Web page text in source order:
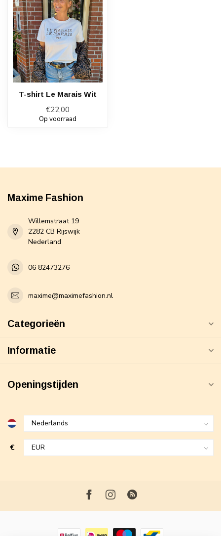
T-shirt Le Marais Wit
€22,00
Op voorraad
Maxime Fashion
Willemstraat 19
2282 CB Rijswijk
Nederland
06 82473276
maxime@maximefashion.nl
Categorieën
Informatie
Openingstijden
€